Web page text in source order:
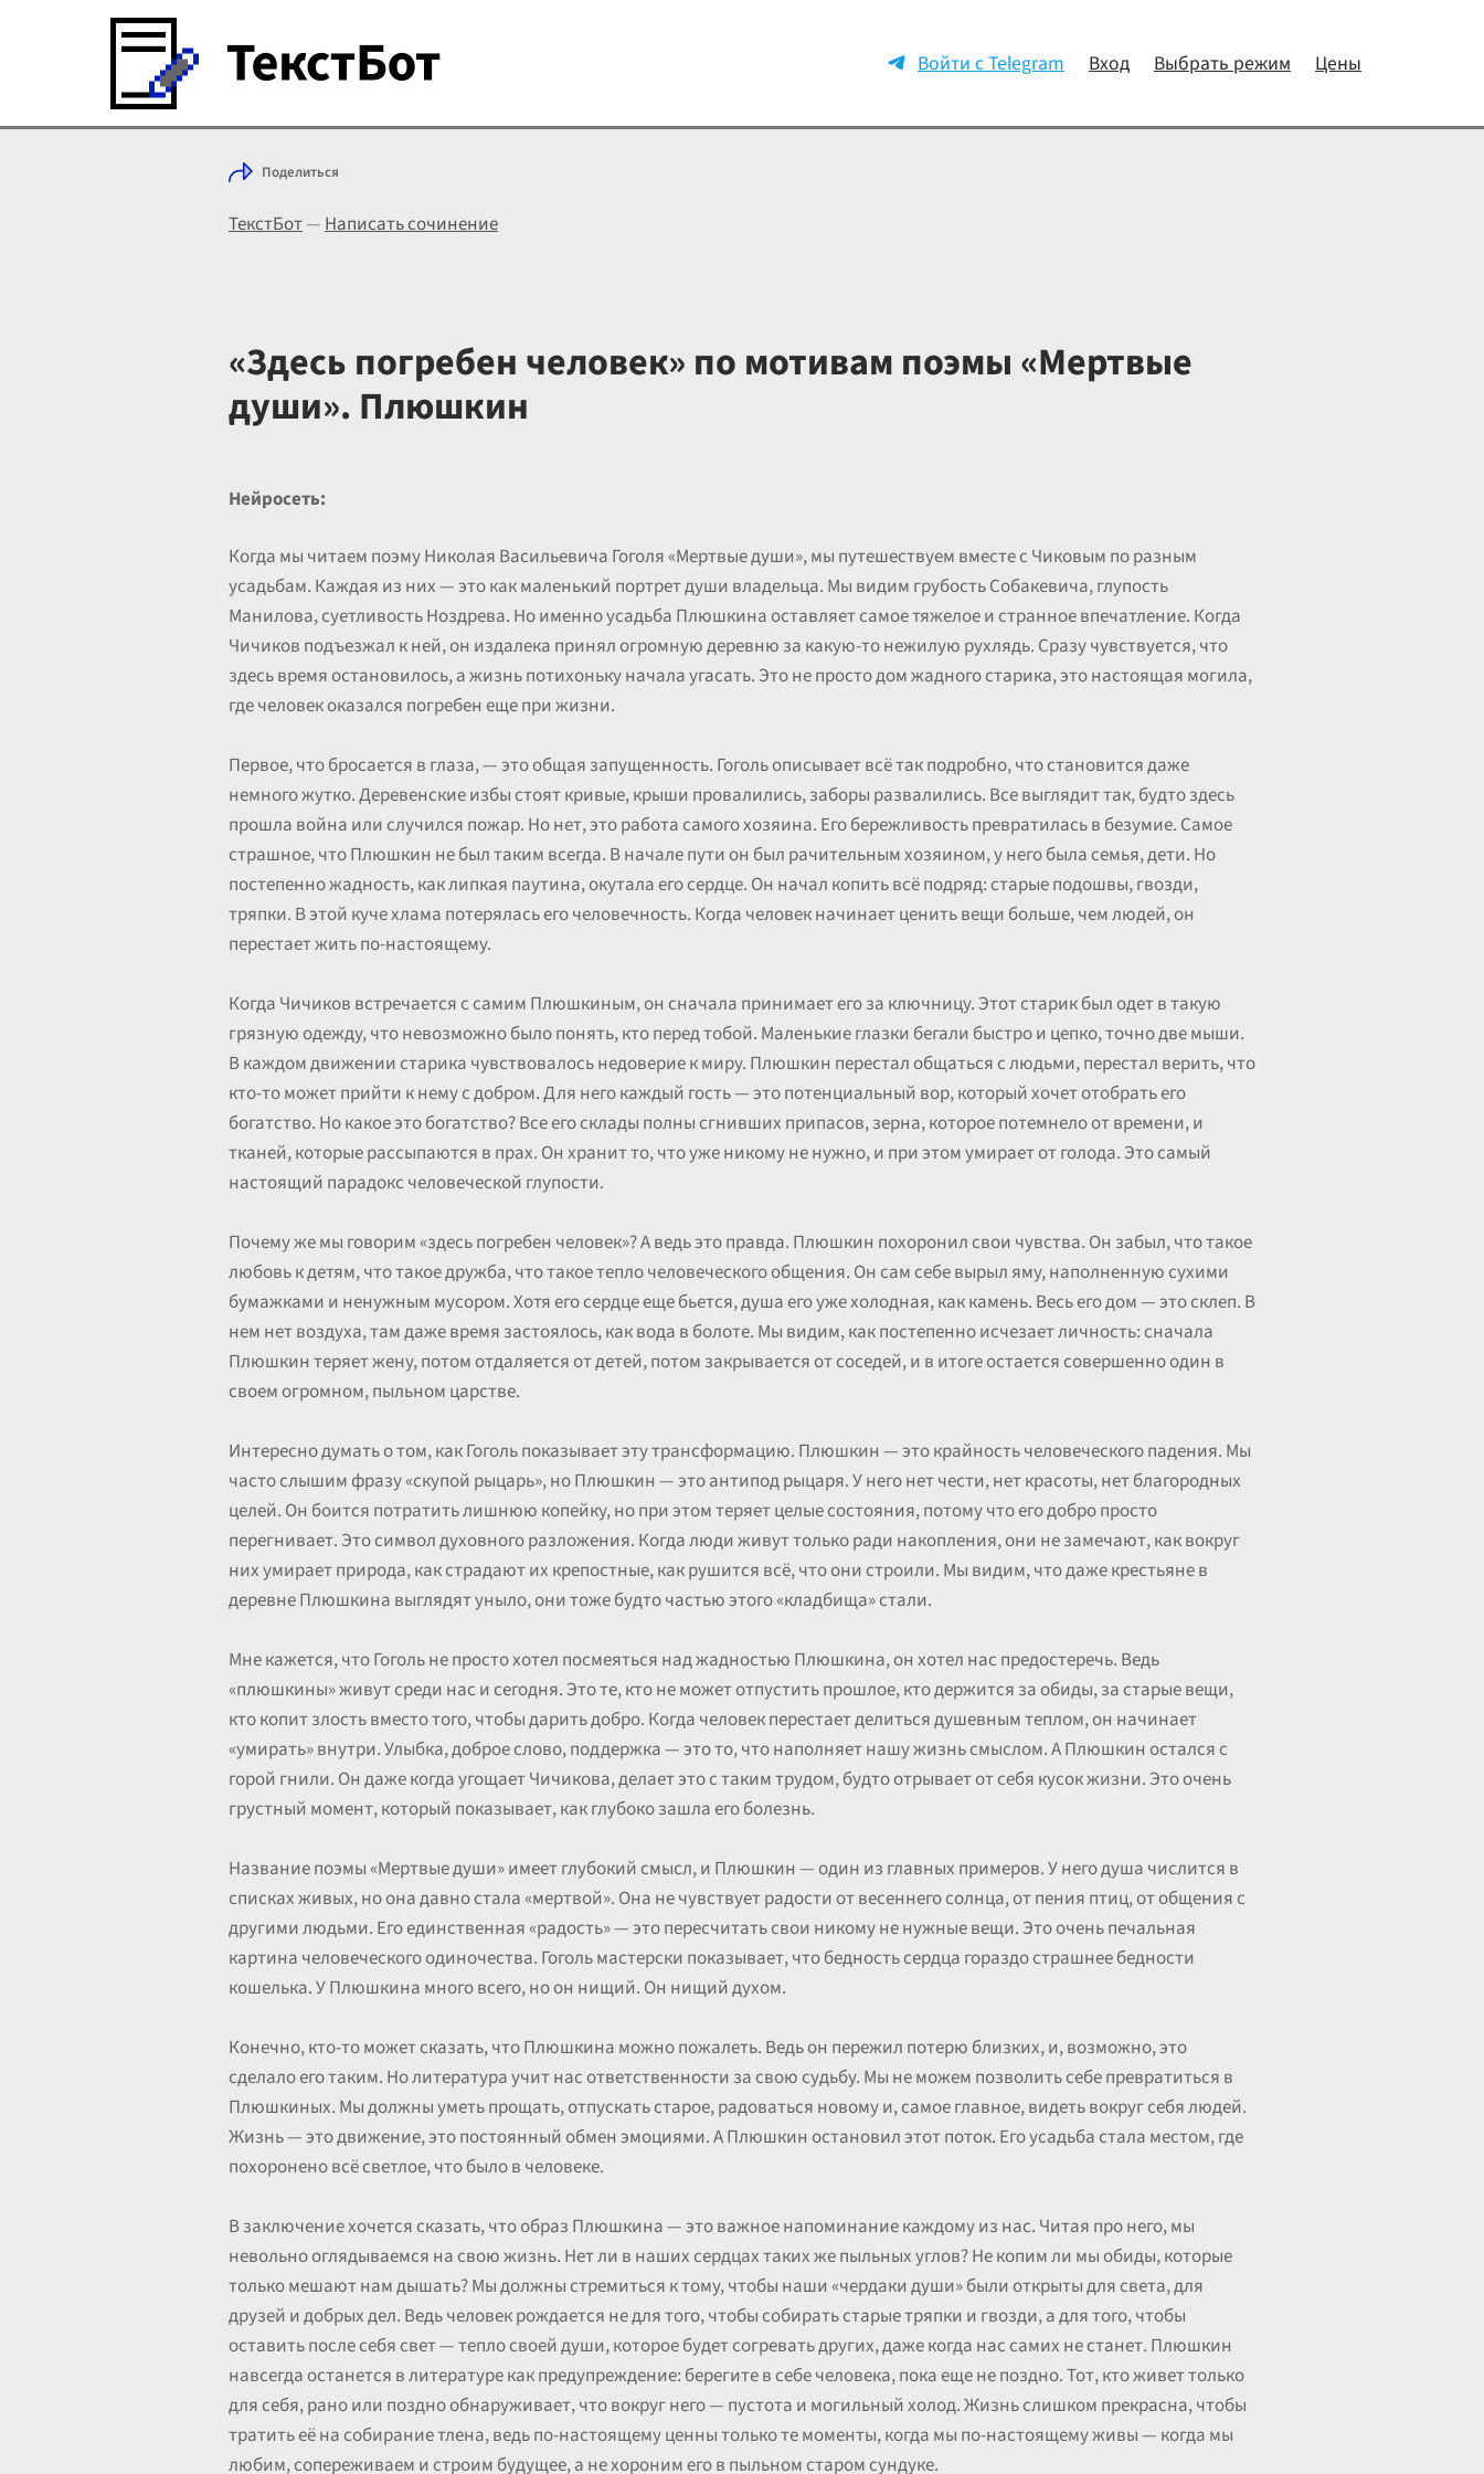
Войти с Telegram Вход Выбрать режим Цены
Поделиться
ТекстБот—Написать сочинение
«Здесь погребен человек» по мотивам поэмы «Мертвые
души». Плюшкин
Нейросеть:
Когда мы читаем поэму Николая Васильевича Гоголя «Мертвые души», мы путешествуем вместе с Чиковым по разным
усадьбам. Каждая из них — это как маленький портрет души владельца. Мы видим грубость Собакевича, глупость
Манилова, суетливость Ноздрева. Но именно усадьба Плюшкина оставляет самое тяжелое и странное впечатление. Когда
Чичиков подъезжал к ней, он издалека принял огромную деревню за какую-то нежилую рухлядь. Сразу чувствуется, что
здесь время остановилось, а жизнь потихоньку начала угасать. Это не просто дом жадного старика, это настоящая могила,
где человек оказался погребен еще при жизни.
Первое, что бросается в глаза, — это общая запущенность. Гоголь описывает всё так подробно, что становится даже
немного жутко. Деревенские избы стоят кривые, крыши провалились, заборы развалились. Все выглядит так, будто здесь
прошла война или случился пожар. Но нет, это работа самого хозяина. Его бережливость превратилась в безумие. Самое
страшное, что Плюшкин не был таким всегда. В начале пути он был рачительным хозяином, у него была семья, дети. Но
постепенно жадность, как липкая паутина, окутала его сердце. Он начал копить всё подряд: старые подошвы, гвозди,
тряпки. В этой куче хлама потерялась его человечность. Когда человек начинает ценить вещи больше, чем людей, он
перестает жить по-настоящему.
Когда Чичиков встречается с самим Плюшкиным, он сначала принимает его за ключницу. Этот старик был одет в такую
грязную одежду, что невозможно было понять, кто перед тобой. Маленькие глазки бегали быстро и цепко, точно две мыши.
В каждом движении старика чувствовалось недоверие к миру. Плюшкин перестал общаться с людьми, перестал верить, что
кто-то может прийти к нему с добром. Для него каждый гость — это потенциальный вор, который хочет отобрать его
богатство. Но какое это богатство? Все его склады полны сгнивших припасов, зерна, которое потемнело от времени, и
тканей, которые рассыпаются в прах. Он хранит то, что уже никому не нужно, и при этом умирает от голода. Это самый
настоящий парадокс человеческой глупости.
Почему же мы говорим «здесь погребен человек»? А ведь это правда. Плюшкин похоронил свои чувства. Он забыл, что такое
любовь к детям, что такое дружба, что такое тепло человеческого общения. Он сам себе вырыл яму, наполненную сухими
бумажками и ненужным мусором. Хотя его сердце еще бьется, душа его уже холодная, как камень. Весь его дом — это склеп. В
нем нет воздуха, там даже время застоялось, как вода в болоте. Мы видим, как постепенно исчезает личность: сначала
Плюшкин теряет жену, потом отдаляется от детей, потом закрывается от соседей, и в итоге остается совершенно один в
своем огромном, пыльном царстве.
Интересно думать о том, как Гоголь показывает эту трансформацию. Плюшкин — это крайность человеческого падения. Мы
часто слышим фразу «скупой рыцарь», но Плюшкин — это антипод рыцаря. У него нет чести, нет красоты, нет благородных
целей. Он боится потратить лишнюю копейку, но при этом теряет целые состояния, потому что его добро просто
перегнивает. Это символ духовного разложения. Когда люди живут только ради накопления, они не замечают, как вокруг
них умирает природа, как страдают их крепостные, как рушится всё, что они строили. Мы видим, что даже крестьяне в
деревне Плюшкина выглядят уныло, они тоже будто частью этого «кладбища» стали.
Мне кажется, что Гоголь не просто хотел посмеяться над жадностью Плюшкина, он хотел нас предостеречь. Ведь
«плюшкины» живут среди нас и сегодня. Это те, кто не может отпустить прошлое, кто держится за обиды, за старые вещи,
кто копит злость вместо того, чтобы дарить добро. Когда человек перестает делиться душевным теплом, он начинает
«умирать» внутри. Улыбка, доброе слово, поддержка — это то, что наполняет нашу жизнь смыслом. А Плюшкин остался с
горой гнили. Он даже когда угощает Чичикова, делает это с таким трудом, будто отрывает от себя кусок жизни. Это очень
грустный момент, который показывает, как глубоко зашла его болезнь.
Название поэмы «Мертвые души» имеет глубокий смысл, и Плюшкин — один из главных примеров. У него душа числится в
списках живых, но она давно стала «мертвой». Она не чувствует радости от весеннего солнца, от пения птиц, от общения с
другими людьми. Его единственная «радость» — это пересчитать свои никому не нужные вещи. Это очень печальная
картина человеческого одиночества. Гоголь мастерски показывает, что бедность сердца гораздо страшнее бедности
кошелька. У Плюшкина много всего, но он нищий. Он нищий духом.
Конечно, кто-то может сказать, что Плюшкина можно пожалеть. Ведь он пережил потерю близких, и, возможно, это
сделало его таким. Но литература учит нас ответственности за свою судьбу. Мы не можем позволить себе превратиться в
Плюшкиных. Мы должны уметь прощать, отпускать старое, радоваться новому и, самое главное, видеть вокруг себя людей.
Жизнь — это движение, это постоянный обмен эмоциями. А Плюшкин остановил этот поток. Его усадьба стала местом, где
похоронено всё светлое, что было в человеке.
В заключение хочется сказать, что образ Плюшкина — это важное напоминание каждому из нас. Читая про него, мы
невольно оглядываемся на свою жизнь. Нет ли в наших сердцах таких же пыльных углов? Не копим ли мы обиды, которые
только мешают нам дышать? Мы должны стремиться к тому, чтобы наши «чердаки души» были открыты для света, для
друзей и добрых дел. Ведь человек рождается не для того, чтобы собирать старые тряпки и гвозди, а для того, чтобы
оставить после себя свет — тепло своей души, которое будет согревать других, даже когда нас самих не станет. Плюшкин
навсегда останется в литературе как предупреждение: берегите в себе человека, пока еще не поздно. Тот, кто живет только
для себя, рано или поздно обнаруживает, что вокруг него — пустота и могильный холод. Жизнь слишком прекрасна, чтобы
тратить её на собирание тлена, ведь по-настоящему ценны только те моменты, когда мы по-настоящему живы — когда мы
любим, сопереживаем и строим будущее, а не хороним его в пыльном старом сундуке.